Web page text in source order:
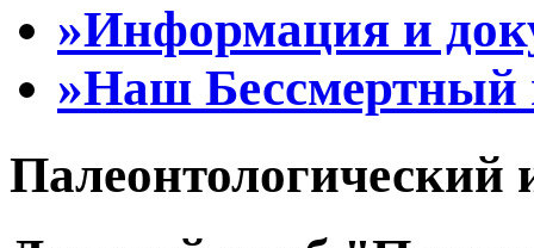
»Информация и
»Наш Бессмертный
Палеонтологический